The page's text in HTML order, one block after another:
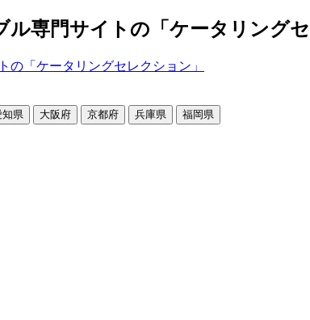
専門サイトの「ケータリング
知県 大阪府 京都府 兵庫県 福岡県